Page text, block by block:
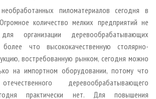
пиломатериалов сегодня в
количество мелких предприятий не
организации деревообрабатывающих
что высококачественную столярно­
востребованную рынком, сегодня можно
на импортном оборудовании, потому что
деревообрабатывающего
практически нет. Для повышения